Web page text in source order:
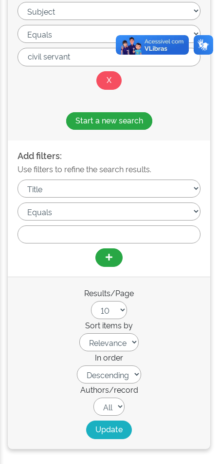
Start a new search
Add filters:
Use filters to refine the search results.
Results/Page
Sort items by
In order
Authors/record